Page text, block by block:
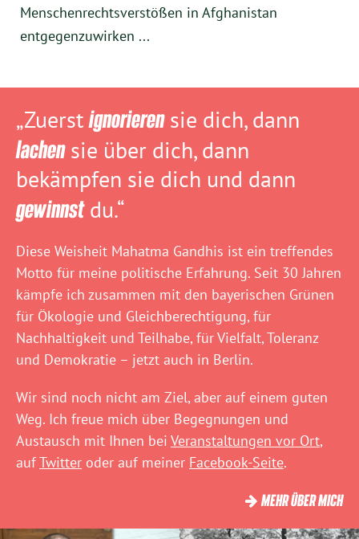
Menschenrechtsverstößen in Afghanistan
entgegenzuwirken ...
„Zuerstignorierensie dich, dann
lachensie über dich, dann
bekämpfen sie dich und dann
gewinnstdu.“
Diese Weisheit Mahatma Gandhis ist ein treffendes
Motto für meine politische Erfahrung. Seit 30 Jahren
kämpfe ich zusammen mit den bayerischen Grünen
für Ökologie und Gleichberechtigung, für
Nachhaltigkeit und Teilhabe, für Vielfalt, Toleranz
und Demokratie – jetzt auch in Berlin.
Wir sind noch nicht am Ziel, aber auf einem guten
Weg. Ich freue mich über Begegnungen und
Austausch mit Ihnen bei Veranstaltungen vor Ort,
aufTwitter oder auf meiner Facebook-Seite.
MEHR ÜBER MICH